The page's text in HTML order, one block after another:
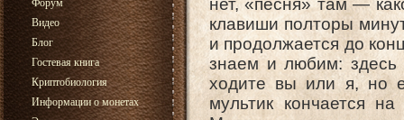
Форум
Видео
Блог
Гостевая книга
Криптобиология
Информации о монетах
нет, «песня» там —
клавиши полторы
и продолжается до
знаем и любим: здесь
ходите вы или я, но
мультик кончается